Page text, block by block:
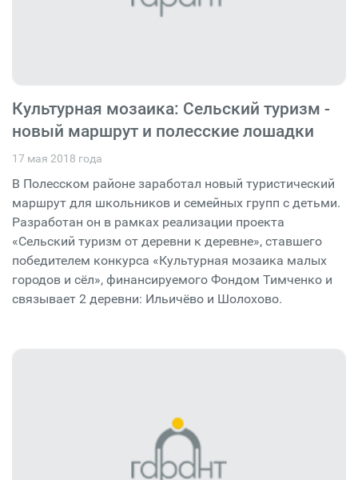
Культурная мозаика: Сельский туризм -
новый маршрут и полесские лошадки
17 мая 2018 года
В Полесском районе заработал новый туристический
маршрут для школьников и семейных групп с детьми.
Разработан он в рамках реализации проекта
«Сельский туризм от деревни к деревне», ставшего
победителем конкурса «Культурная мозаика малых
городов и сёл», финансируемого Фондом Тимченко и
связывает 2 деревни: Ильичёво и Шолохово.